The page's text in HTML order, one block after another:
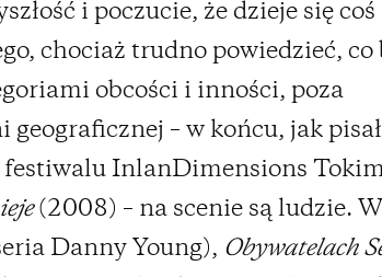
i poczucie, że dzieje się coś
chociaż trudno powiedzieć, co
obcości i inności, poza
– w końcu, jak pisał
festiwalu InlanDimensions
(2008) – na scenie są ludzie. W
Danny Young), Obywatelach